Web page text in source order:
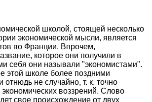
школой, стоящей несколько
экономической мысли, является
во Франции. Впрочем,
которое они получили в
себя они называли "экономистами".
этой школе более поздними
отнюдь не случайно, т. к. точно
экономических воззрений. Слово
свое происхождение от двух